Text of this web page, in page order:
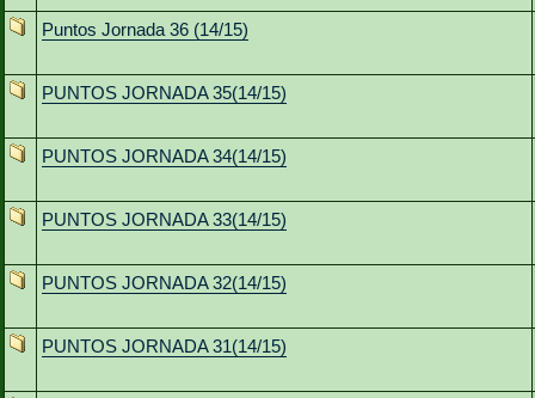
Puntos Jornada 36 (14/15)
PUNTOS JORNADA 35(14/15)
PUNTOS JORNADA 34(14/15)
PUNTOS JORNADA 33(14/15)
PUNTOS JORNADA 32(14/15)
PUNTOS JORNADA 31(14/15)